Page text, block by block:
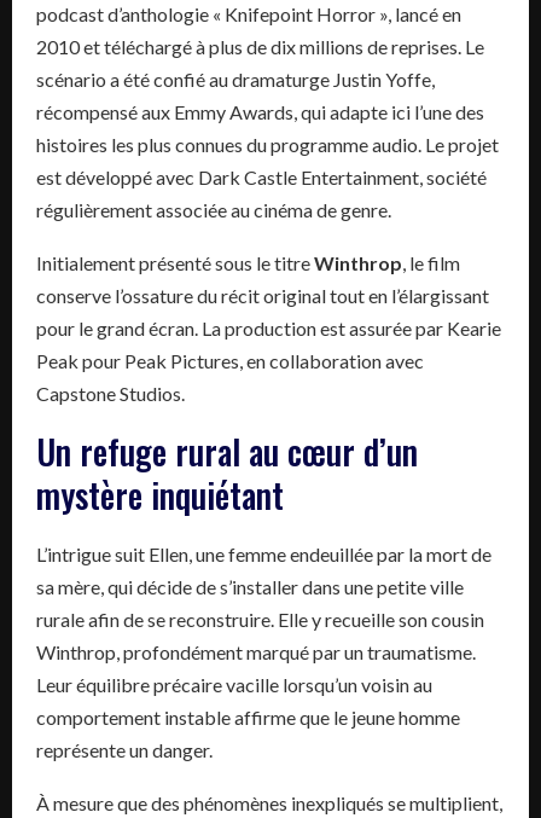
podcast d’anthologie « Knifepoint Horror », lancé en
2010 et téléchargé à plus de dix millions de reprises. Le
scénario a été confié au dramaturge Justin Yoffe,
récompensé aux Emmy Awards, qui adapte ici l’une des
histoires les plus connues du programme audio. Le projet
est développé avec Dark Castle Entertainment, société
régulièrement associée au cinéma de genre.
Initialement présenté sous le titreWinthrop , le film
conserve l’ossature du récit original tout en l’élargissant
pour le grand écran. La production est assurée par Kearie
Peak pour Peak Pictures, en collaboration avec
Capstone Studios.
Un refuge rural au cœur d’un
mystère inquiétant
L’intrigue suit Ellen, une femme endeuillée par la mort de
sa mère, qui décide de s’installer dans une petite ville
rurale afin de se reconstruire. Elle y recueille son cousin
Winthrop, profondément marqué par un traumatisme.
Leur équilibre précaire vacille lorsqu’un voisin au
comportement instable affirme que le jeune homme
représente un danger.
À mesure que des phénomènes inexpliqués se multiplient,